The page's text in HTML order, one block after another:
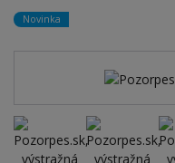
Novinka